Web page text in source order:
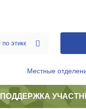
Местные
ПОДДЕРЖКА